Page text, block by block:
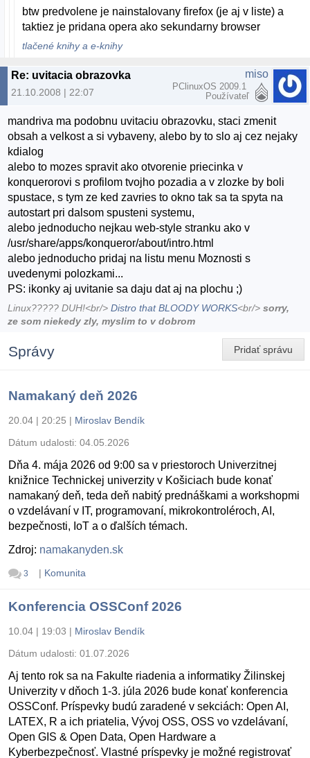
btw predvolene je nainstalovany firefox (je aj v liste) a
taktiez je pridana opera ako sekundarny browser
tlačené knihy a e-knihy
Re: uvitacia obrazovka
21.10.2008 | 22:07
miso
PClinuxOS 2009.1
Používateľ
mandriva ma podobnu uvitaciu obrazovku, staci zmenit
obsah a velkost a si vybaveny, alebo by to slo aj cez nejaky
kdialog
alebo to mozes spravit ako otvorenie priecinka v
konquerorovi s profilom tvojho pozadia a v zlozke by boli
spustace, s tym ze ked zavries to okno tak sa ta spyta na
autostart pri dalsom spusteni systemu,
alebo jednoducho nejkau web-style stranku ako v
/usr/share/apps/konqueror/about/intro.html
alebo jednoducho pridaj na listu menu Moznosti s
uvedenymi polozkami...
PS: ikonky aj uvitanie sa daju dat aj na plochu ;)
Linux????? DUH!<br/>Distro that BLOODY WORKS<br/>sorry,
ze som niekedy zly, myslim to v dobrom
Pridať správu
Správy
Namakaný deň 2026
20.04 | 20:25 | Miroslav Bendík
Dátum udalosti: 04.05.2026
Dňa 4. mája 2026 od 9:00 sa v priestoroch Univerzitnej
knižnice Technickej univerzity v Košiciach bude konať
namakaný deň, teda deň nabitý prednáškami a workshopmi
o vzdelávaní v IT, programovaní, mikrokontroléroch, AI,
bezpečnosti, IoT a o ďalších témach.
Zdroj: namakanyden.sk
3 | Komunita
Konferencia OSSConf 2026
10.04 | 19:03 | Miroslav Bendík
Dátum udalosti: 01.07.2026
Aj tento rok sa na Fakulte riadenia a informatiky Žilinskej
Univerzity v dňoch 1-3. júla 2026 bude konať konferencia
OSSConf. Príspevky budú zaradené v sekciách: Open AI,
LATEX, R a ich priatelia, Vývoj OSS, OSS vo vzdelávaní,
Open GIS & Open Data, Open Hardware a
Kyberbezpečnosť. Vlastné príspevky je možné registrovať